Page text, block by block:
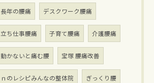
長年の腰痛 デスクワーク腰痛
立ち仕事腰痛 子育て腰痛 介護腰痛
動かないと痛む腰 宝塚 腰痛改善
ｎのレシピみんなの整体院 ぎっくり腰